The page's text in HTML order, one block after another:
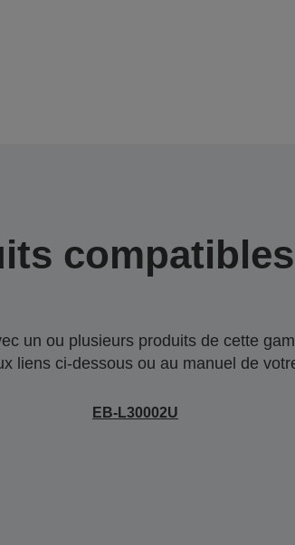
compatibles
un ou plusieurs produits de cette
liens ci-dessous ou au manuel de
EB-L30002U